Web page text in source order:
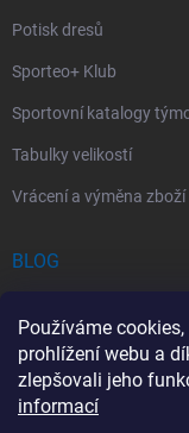
Používáme
prohlížení webu a
zlepšovali jeho
informací
Potisk dresů
Sporteo+ Klub
Sportovní katalogy
Tabulky velikostí
Vrácení a výměna zboží
BLOG
Povinný obsah
co si dát pozor
Sportovní lékárnička: